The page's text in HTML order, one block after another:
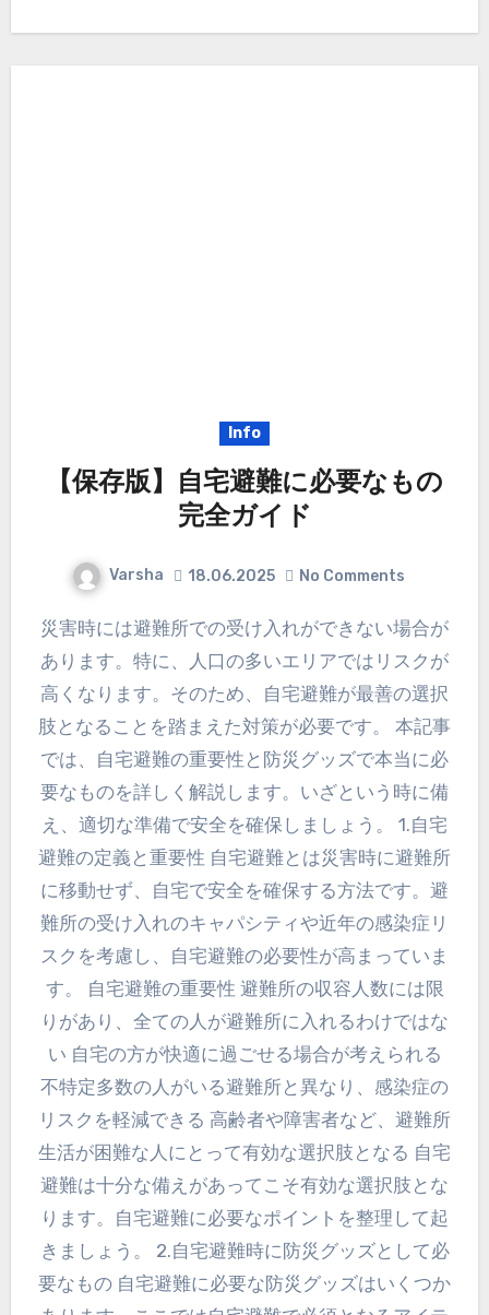
Info
【保存版】自宅避難に必要なもの
完全ガイド
Varsha 18.06.2025 No Comments
災害時には避難所での受け入れができない場合が
あります。特に、人口の多いエリアではリスクが
高くなります。そのため、自宅避難が最善の選択
肢となることを踏まえた対策が必要です。 本記事
では、自宅避難の重要性と防災グッズで本当に必
要なものを詳しく解説します。いざという時に備
え、適切な準備で安全を確保しましょう。 1.自宅
避難の定義と重要性 自宅避難とは災害時に避難所
に移動せず、自宅で安全を確保する方法です。避
難所の受け入れのキャパシティや近年の感染症リ
スクを考慮し、自宅避難の必要性が高まっていま
す。 自宅避難の重要性 避難所の収容人数には限
りがあり、全ての人が避難所に入れるわけではな
い 自宅の方が快適に過ごせる場合が考えられる
不特定多数の人がいる避難所と異なり、感染症の
リスクを軽減できる 高齢者や障害者など、避難所
生活が困難な人にとって有効な選択肢となる 自宅
避難は十分な備えがあってこそ有効な選択肢とな
ります。自宅避難に必要なポイントを整理して起
きましょう。 2.自宅避難時に防災グッズとして必
要なもの 自宅避難に必要な防災グッズはいくつか